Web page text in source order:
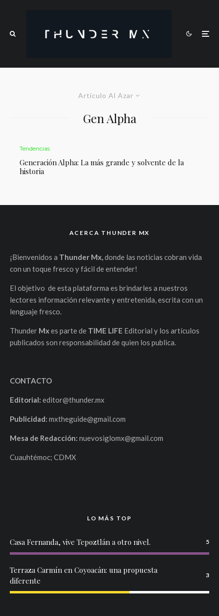
Artículo Al Azar
Gen Alpha
Tendencias
Generación Alpha: La más grande y solvente de la
historia
ACERCA THUNDER MX
¡Bienvenidos a Thunder Mx,donde las noticias cobran vida
con un toque fresco y fácil de entender!
El objetivo de esta plataforma es brindarles a nuestros
lectores información relevante y entretenida, escrita con un
lenguaje fresco.
Thunder Mxes parte de TIME LIFE Editorial y los artículos
publicados son responsabilidad de quien los publica.
CONTACTO
Editorial: editor@thunder.mx
Publicidad: mxtheguide@gmail.com
Mesa de Redacción: nuevosiglomx@gmail.com
Cuauhtémoc; CDMX
LO MÁS TOP
Casa Fernanda, vive Tepoztlán a otro nivel. 5
Terraza Carmín en Coyoacán: una propuesta
diferente
3